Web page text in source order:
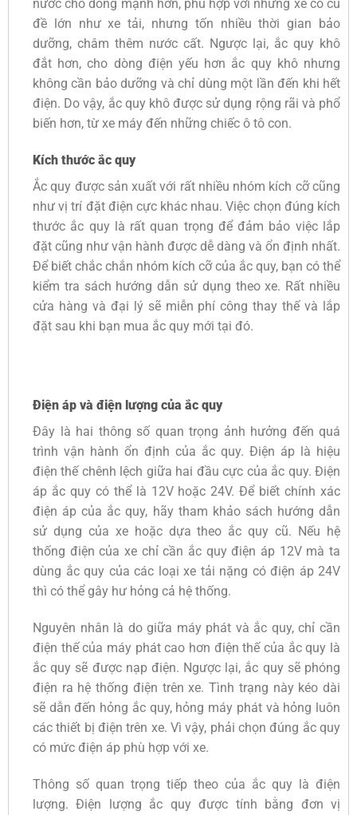
nước cho dòng mạnh hơn, phù hợp với những xe có củ
đề lớn như xe tải, nhưng tốn nhiều thời gian bảo
dưỡng, châm thêm nước cất. Ngược lại, ắc quy khô
đắt hơn, cho dòng điện yếu hơn ắc quy khô nhưng
không cần bảo dưỡng và chỉ dùng một lần đến khi hết
điện. Do vậy, ắc quy khô được sử dụng rộng rãi và phổ
biến hơn, từ xe máy đến những chiếc ô tô con.
Kích thước ắc quy
Ắc quy được sản xuất với rất nhiều nhóm kích cỡ cũng
như vị trí đặt điện cực khác nhau. Việc chọn đúng kích
thước ắc quy là rất quan trọng để đảm bảo việc lắp
đặt cũng như vận hành được dễ dàng và ổn định nhất.
Để biết chắc chắn nhóm kích cỡ của ắc quy, bạn có thể
kiểm tra sách hướng dẫn sử dụng theo xe. Rất nhiều
cửa hàng và đại lý sẽ miễn phí công thay thế và lắp
đặt sau khi bạn mua ắc quy mới tại đó.
Điện áp và điện lượng của ắc quy
Đây là hai thông số quan trọng ảnh hưởng đến quá
trình vận hành ổn định của ắc quy. Điện áp là hiệu
điện thế chênh lệch giữa hai đầu cực của ắc quy. Điện
áp ắc quy có thể là 12V hoặc 24V. Để biết chính xác
điện áp của ắc quy, hãy tham khảo sách hướng dẫn
sử dụng của xe hoặc dựa theo ắc quy cũ. Nếu hệ
thống điện của xe chỉ cần ắc quy điện áp 12V mà ta
dùng ắc quy của các loại xe tải nặng có điện áp 24V
thì có thể gây hư hỏng cả hệ thống.
Nguyên nhân là do giữa máy phát và ắc quy, chỉ cần
điện thế của máy phát cao hơn điện thế của ắc quy là
ắc quy sẽ được nạp điện. Ngược lại, ắc quy sẽ phóng
điện ra hệ thống điện trên xe. Tình trạng này kéo dài
sẽ dẫn đến hỏng ắc quy, hỏng máy phát và hỏng luôn
các thiết bị điện trên xe. Vì vậy, phải chọn đúng ắc quy
có mức điện áp phù hợp với xe.
Thông số quan trọng tiếp theo của ắc quy là điện
lượng. Điện lượng ắc quy được tính bằng đơn vị